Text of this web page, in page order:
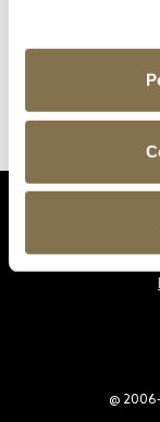
@